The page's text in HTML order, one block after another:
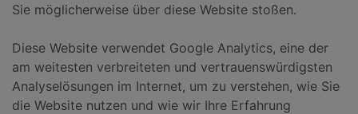
Sie möglicherweise über diese Website stoßen.
Diese Website verwendet Google Analytics, eine der
am weitesten verbreiteten und vertrauenswürdigsten
Analyselösungen im Internet, um zu verstehen, wie Sie
die Website nutzen und wie wir Ihre Erfahrung